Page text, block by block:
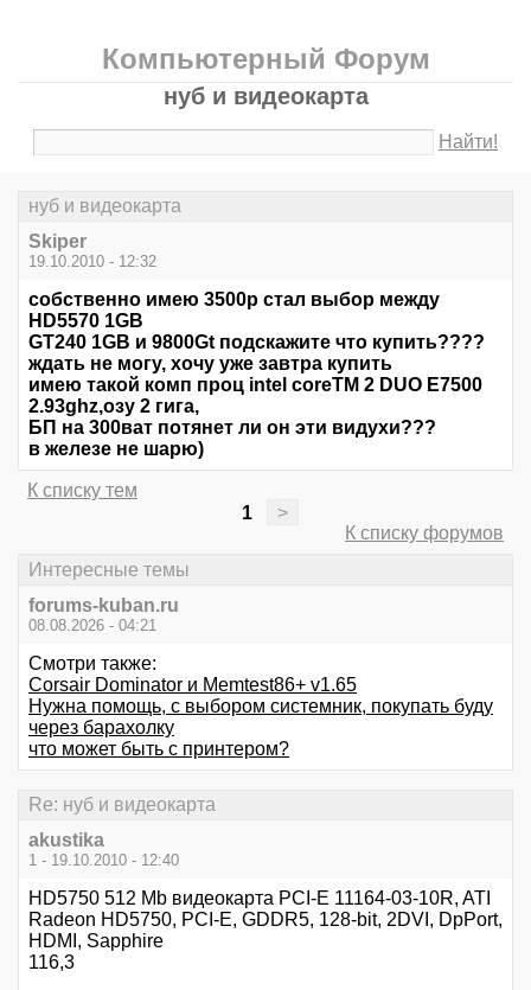
Компьютерный Форум
нуб и видеокарта
Найти!
нуб и видеокарта
Skiper
19.10.2010 - 12:32
собственно имею 3500р стал выбор между
HD5570 1GB
GT240 1GB и 9800Gt подскажите что купить????
ждать не могу, хочу уже завтра купить
имею такой комп проц intel coreTM 2 DUO E7500
2.93ghz,озу 2 гига,
БП на 300ват потянет ли он эти видухи???
в железе не шарю)
К списку тем
1
>
К списку форумов
Интересные темы
forums-kuban.ru
08.08.2026 - 04:21
Смотри также:
Corsair Dominator и Memtest86+ v1.65
Нужна помощь, с выбором системник, покупать буду
через барахолку
что может быть с принтером?
Re: нуб и видеокарта
akustika
1 - 19.10.2010 - 12:40
HD5750 512 Mb видеокарта PCI-E 11164-03-10R, ATI
Radeon HD5750, PCI-E, GDDR5, 128-bit, 2DVI, DpPort,
HDMI, Sapphire
116,3